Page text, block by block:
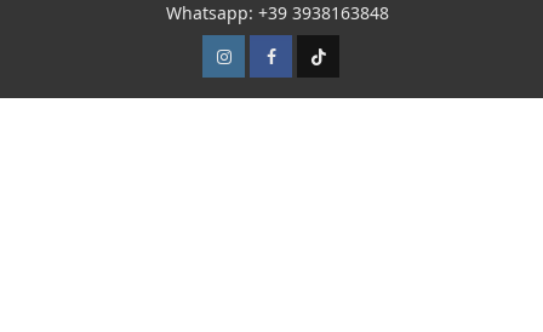
Whatsapp: +39 3938163848
InstagramFacebook
TikTok